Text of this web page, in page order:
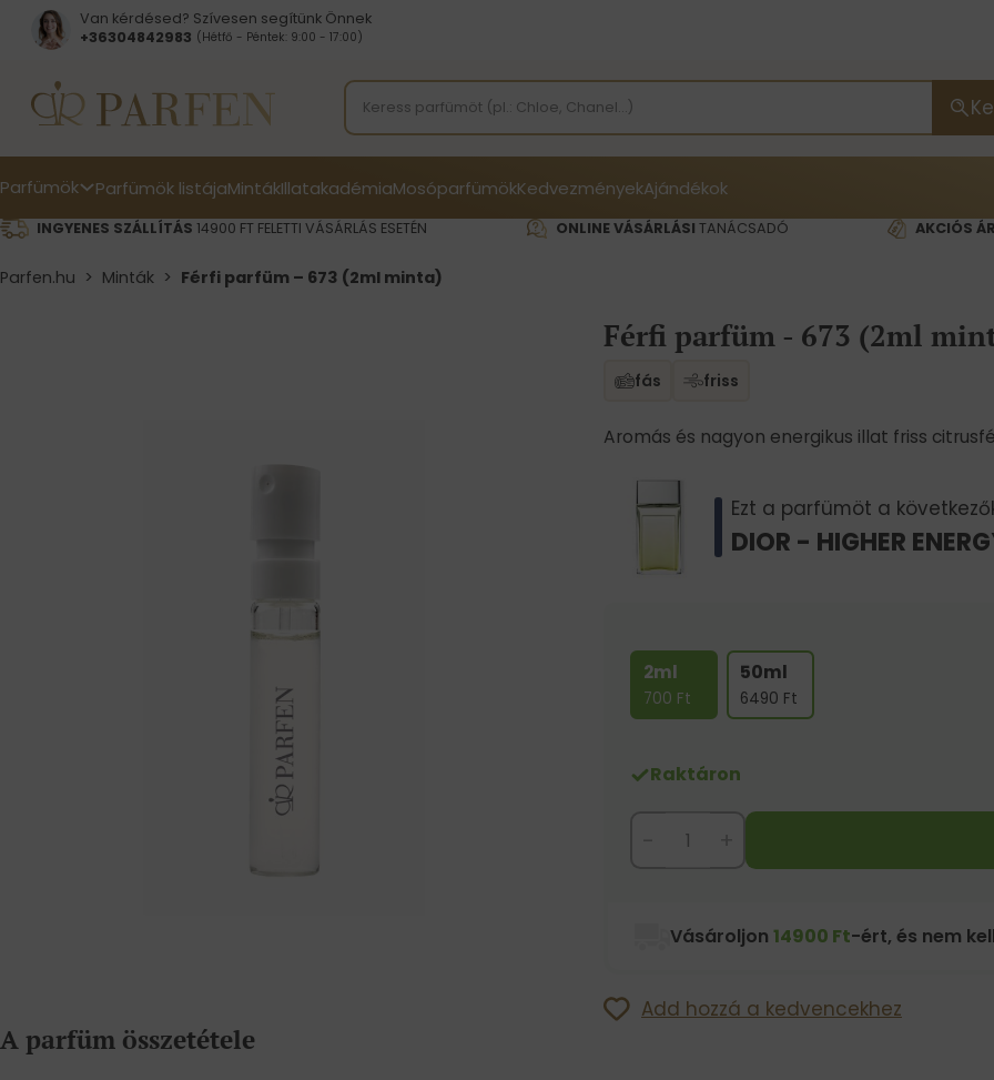
Van kérdésed? Szívesen segítünk Önnek
+36304842983 (Hétfő - Péntek: 9:00 - 17:00)
Parfümök Parfümök listájaMintákIllatakadémiaMosóparfümökKedvezményekAjándékok
INGYENES SZÁLLÍTÁS 14900 FT FELETTI VÁSÁRLÁS ESETÉN ONLINE VÁSÁRLÁSI TANÁCSADÓ AKCIÓS
Parfen.hu > Minták > Férfi parfüm – 673 (2ml minta)
Férfi parfüm - 673 (2ml
fás friss
Aromás és nagyon energikus illat friss
Ezt a parfümöt a
DIOR - HIGHER
2ml
700 Ft
50ml
6490 Ft
Raktáron
Vásároljon 14900 Ft-ért, és nem
Add hozzá a kedvencekhez
A parfüm összetétele